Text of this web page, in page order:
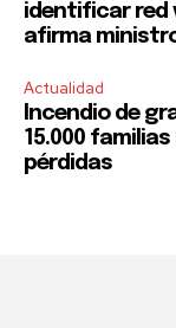
identificar red
afirma
Actualidad
Incendio de
15.000
pérdidas